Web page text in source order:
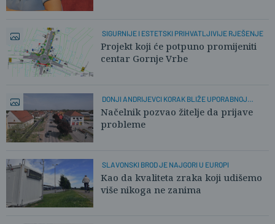
SIGURNIJE I ESTETSKI PRIHVATLJIVIJE RJEŠENJE
Projekt koji će potpuno promijeniti
centar Gornje Vrbe
DONJI ANDRIJEVCI KORAK BLIŽE UPORABNOJ
DOZVOLI
Načelnik pozvao žitelje da prijave
probleme
SLAVONSKI BROD JE NAJGORI U EUROPI
Kao da kvaliteta zraka koji udišemo
više nikoga ne zanima